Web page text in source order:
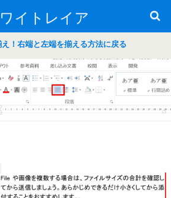
イトレイア
！右端と左端を揃える方法に戻る